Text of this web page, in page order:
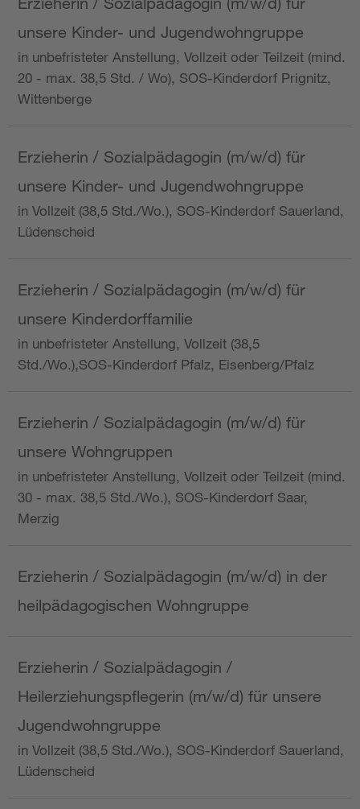
unsere Kinder- und Jugendwohngruppe
in unbefristeter Anstellung, Vollzeit oder Teilzeit (mind.
20 - max. 38,5 Std. / Wo), SOS-Kinderdorf Prignitz,
Wittenberge
Erzieherin / Sozialpädagogin (m/w/d) für
unsere Kinder- und Jugendwohngruppe
in Vollzeit (38,5 Std./Wo.), SOS-Kinderdorf Sauerland,
Lüdenscheid
Erzieherin / Sozialpädagogin (m/w/d) für
unsere Kinderdorffamilie
in unbefristeter Anstellung, Vollzeit (38,5
Std./Wo.),SOS-Kinderdorf Pfalz, Eisenberg/Pfalz
Erzieherin / Sozialpädagogin (m/w/d) für
unsere Wohngruppen
in unbefristeter Anstellung, Vollzeit oder Teilzeit (mind.
30 - max. 38,5 Std./Wo.), SOS-Kinderdorf Saar,
Merzig
Erzieherin / Sozialpädagogin (m/w/d) in der
heilpädagogischen Wohngruppe
Erzieherin / Sozialpädagogin /
Heilerziehungspflegerin (m/w/d) für unsere
Jugendwohngruppe
in Vollzeit (38,5 Std./Wo.), SOS-Kinderdorf Sauerland,
Lüdenscheid